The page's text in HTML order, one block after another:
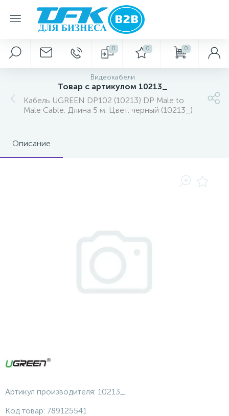
0 0 0
Видеокабели
Товар с артикулом 10213_
Кабель UGREEN DP102 (10213) DP Male to
Male Cable. Длина 5 м. Цвет: черный (10213_)
Описание
Артикул производителя: 10213_
Код товар: 789125541